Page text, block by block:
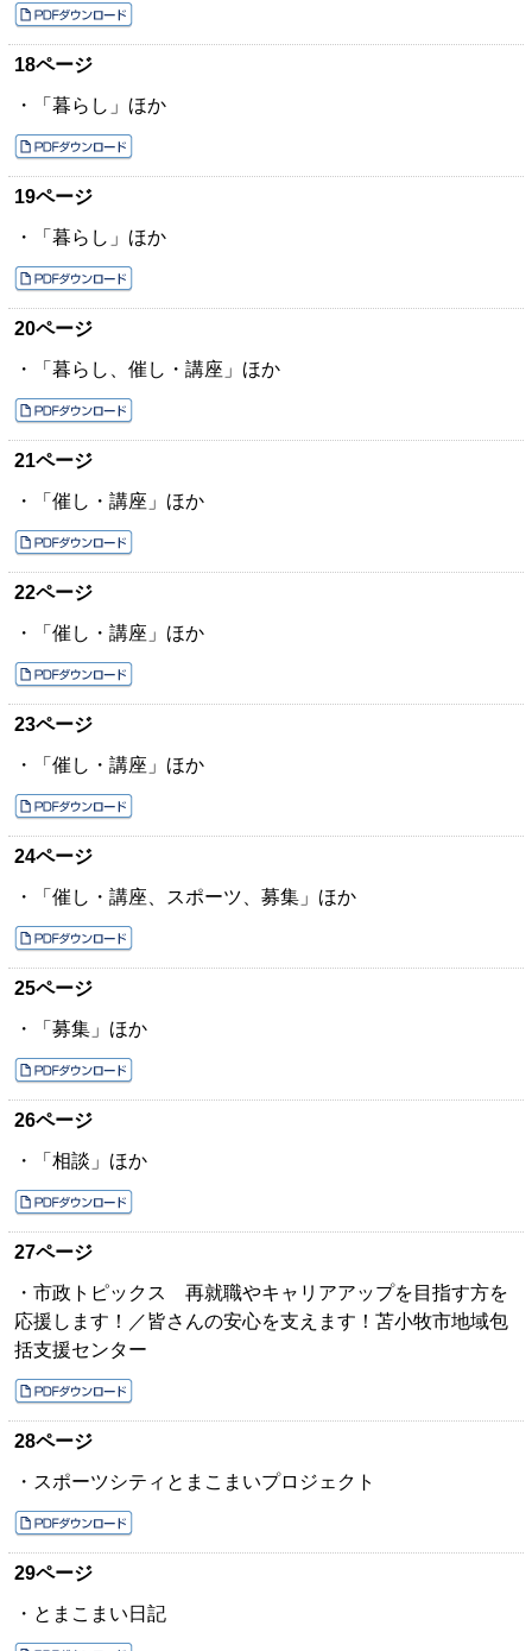
18ページ
・「暮らし」ほか
19ページ
・「暮らし」ほか
20ページ
・「暮らし、催し・講座」ほか
21ページ
・「催し・講座」ほか
22ページ
・「催し・講座」ほか
23ページ
・「催し・講座」ほか
24ページ
・「催し・講座、スポーツ、募集」ほか
25ページ
・「募集」ほか
26ページ
・「相談」ほか
27ページ
・市政トピックス 再就職やキャリアアップを目指す方を
応援します！／皆さんの安心を支えます！苫小牧市地域包
括支援センター
28ページ
・スポーツシティとまこまいプロジェクト
29ページ
・とまこまい日記